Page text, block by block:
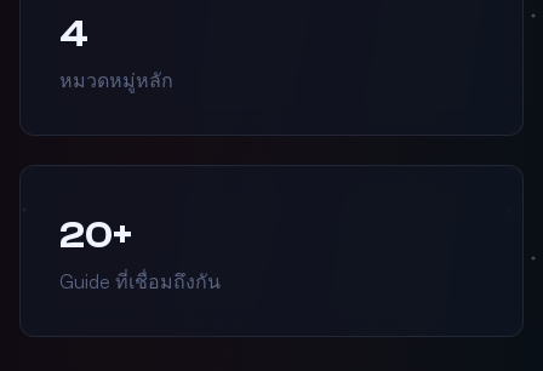
4
หมวดหมู่หลัก
20+
Guide ที่เชื่อมถึงกัน